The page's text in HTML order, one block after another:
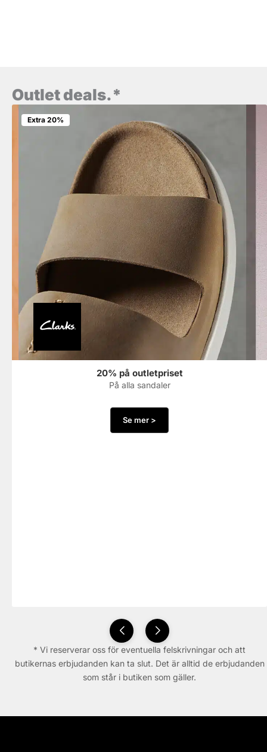
Outlet deals.*
Extra 20%
20% på outletpriset
På alla sandaler
Se mer >
* Vi reserverar oss för eventuella felskrivningar och att
butikernas erbjudanden kan ta slut. Det är alltid de erbjudanden
som står i butiken som gäller.